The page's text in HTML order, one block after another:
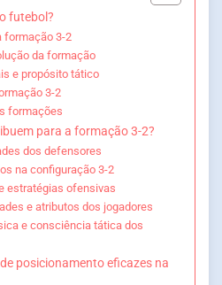
futebol?
formação 3-2
da formação
e propósito tático
3-2
formações
para a formação 3-2?
dos defensores
na configuração 3-2
estratégias ofensivas
e atributos dos jogadores
e consciência tática dos
posicionamento eficazes na